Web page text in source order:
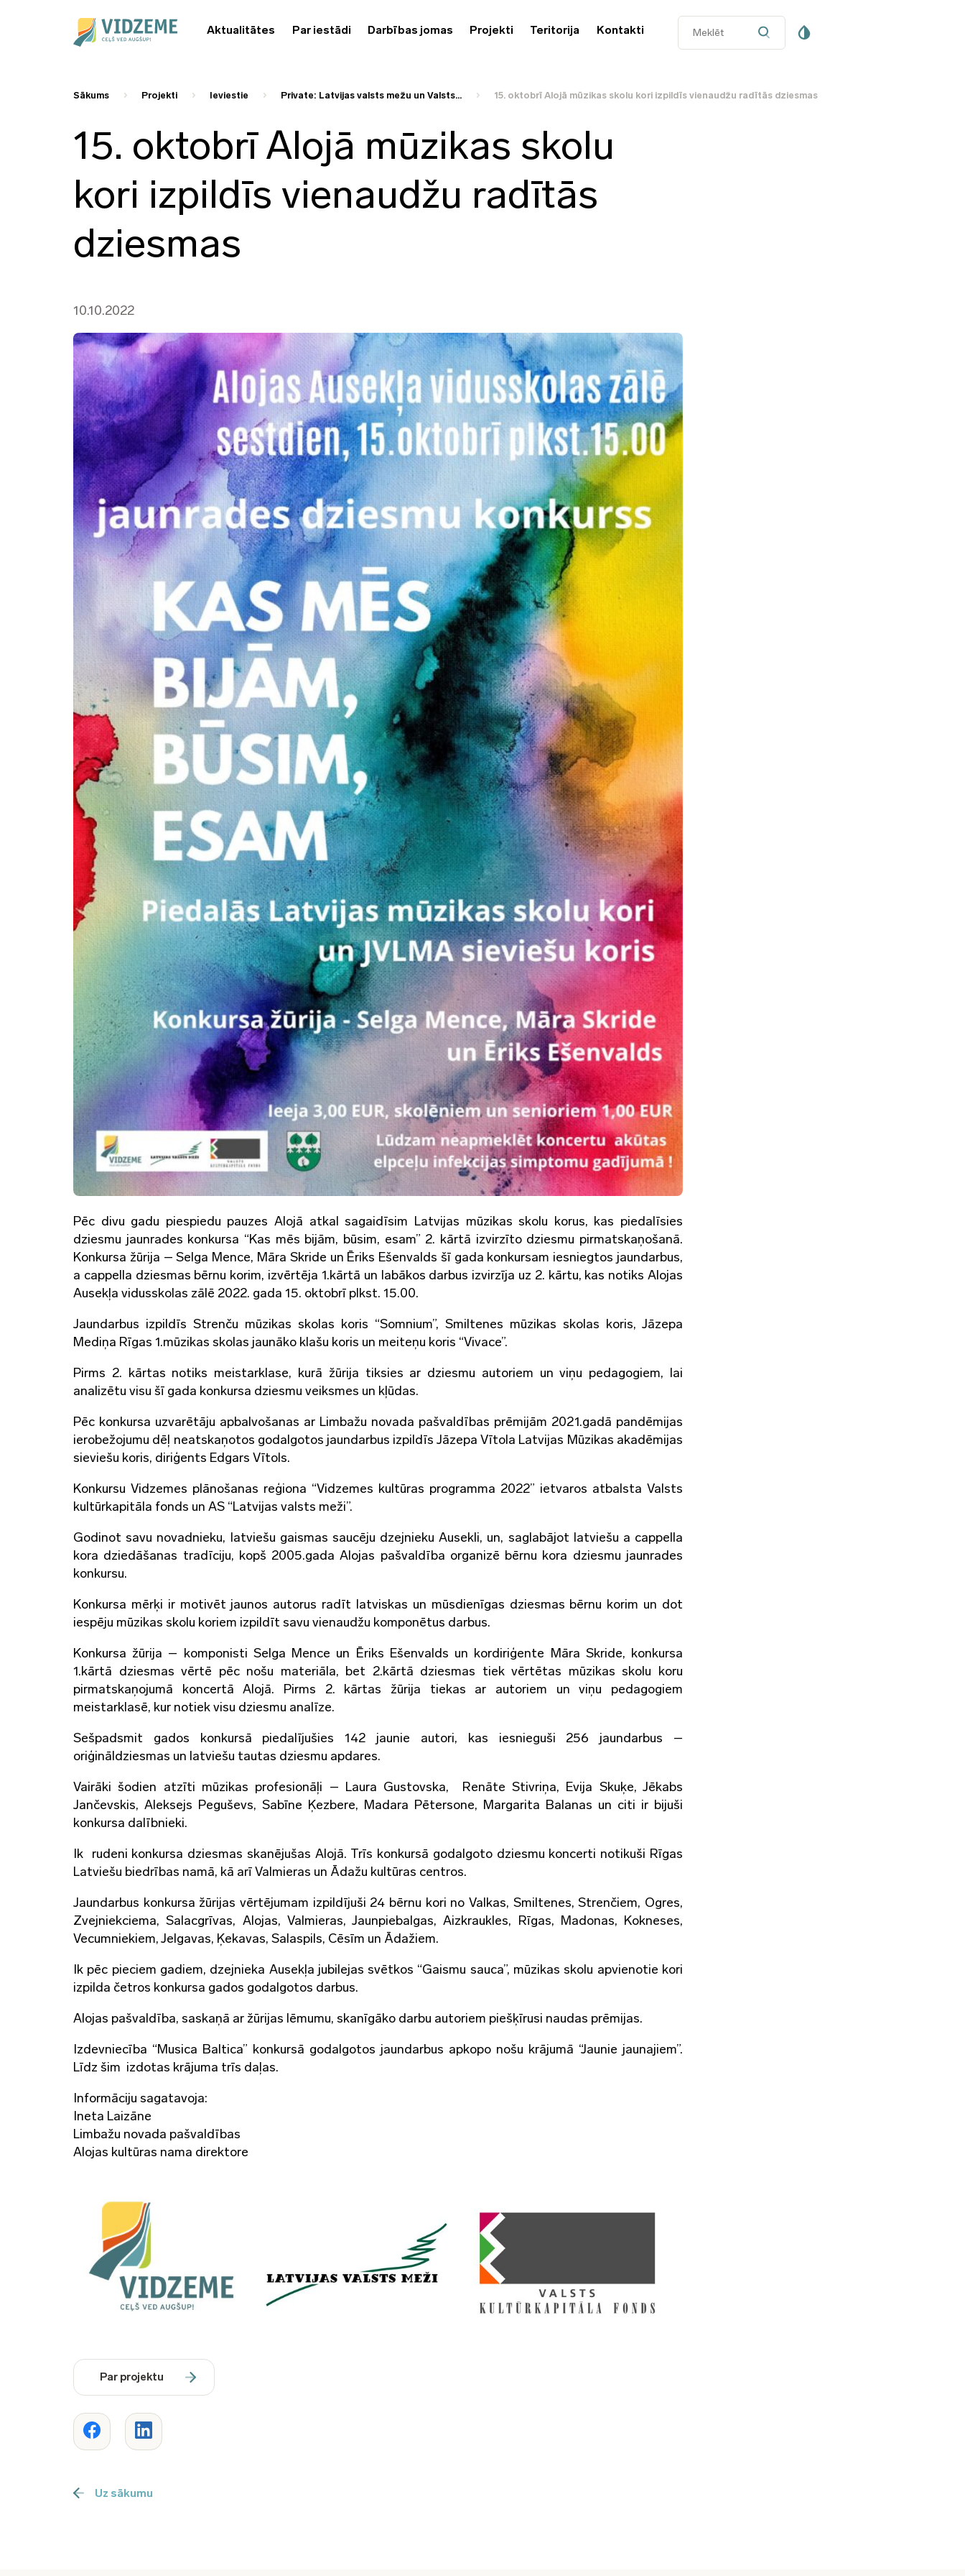
Aktualitātes Par iestādi Darbības jomas Projekti Teritorija Kontakti
Sākums Projekti Ieviestie Private: Latvijas valsts mežu un Valsts... 15. oktobrī Alojā mūzikas skolu kori izpildīs vienaudžu radītās dziesmas
15. oktobrī Alojā mūzikas skolu
kori izpildīs vienaudžu radītās
dziesmas
10.10.2022
Pēc divu gadu piespiedu pauzes Alojā atkal sagaidīsim Latvijas mūzikas skolu korus, kas piedalīsies
dziesmu jaunrades konkursa “Kas mēs bijām, būsim, esam” 2. kārtā izvirzīto dziesmu pirmatskaņošanā.
Konkursa žūrija – Selga Mence, Māra Skride un Ēriks Ešenvalds šī gada konkursam iesniegtos jaundarbus,
a cappella dziesmas bērnu korim, izvērtēja 1.kārtā un labākos darbus izvirzīja uz 2. kārtu, kas notiks Alojas
Ausekļa vidusskolas zālē 2022. gada 15. oktobrī plkst. 15.00.
Jaundarbus izpildīs Strenču mūzikas skolas koris “Somnium”, Smiltenes mūzikas skolas koris, Jāzepa
Mediņa Rīgas 1.mūzikas skolas jaunāko klašu koris un meiteņu koris “Vivace”.
Pirms 2. kārtas notiks meistarklase, kurā žūrija tiksies ar dziesmu autoriem un viņu pedagogiem, lai
analizētu visu šī gada konkursa dziesmu veiksmes un kļūdas.
Pēc konkursa uzvarētāju apbalvošanas ar Limbažu novada pašvaldības prēmijām 2021.gadā pandēmijas
ierobežojumu dēļ neatskaņotos godalgotos jaundarbus izpildīs Jāzepa Vītola Latvijas Mūzikas akadēmijas
sieviešu koris, diriģents Edgars Vītols.
Konkursu Vidzemes plānošanas reģiona “Vidzemes kultūras programma 2022” ietvaros atbalsta Valsts
kultūrkapitāla fonds un AS “Latvijas valsts meži”.
Godinot savu novadnieku, latviešu gaismas saucēju dzejnieku Ausekli, un, saglabājot latviešu a cappella
kora dziedāšanas tradīciju, kopš 2005.gada Alojas pašvaldība organizē bērnu kora dziesmu jaunrades
konkursu.
Konkursa mērķi ir motivēt jaunos autorus radīt latviskas un mūsdienīgas dziesmas bērnu korim un dot
iespēju mūzikas skolu koriem izpildīt savu vienaudžu komponētus darbus.
Konkursa žūrija – komponisti Selga Mence un Ēriks Ešenvalds un kordiriģente Māra Skride, konkursa
1.kārtā dziesmas vērtē pēc nošu materiāla, bet 2.kārtā dziesmas tiek vērtētas mūzikas skolu koru
pirmatskaņojumā koncertā Alojā. Pirms 2. kārtas žūrija tiekas ar autoriem un viņu pedagogiem
meistarklasē, kur notiek visu dziesmu analīze.
Sešpadsmit gados konkursā piedalījušies 142 jaunie autori, kas iesnieguši 256 jaundarbus –
oriģināldziesmas un latviešu tautas dziesmu apdares.
Vairāki šodien atzīti mūzikas profesionāļi – Laura Gustovska, Renāte Stivriņa, Evija Skuķe, Jēkabs
Jančevskis, Aleksejs Peguševs, Sabīne Ķezbere, Madara Pētersone, Margarita Balanas un citi ir bijuši
konkursa dalībnieki.
Ik rudeni konkursa dziesmas skanējušas Alojā. Trīs konkursā godalgoto dziesmu koncerti notikuši Rīgas
Latviešu biedrības namā, kā arī Valmieras un Ādažu kultūras centros.
Jaundarbus konkursa žūrijas vērtējumam izpildījuši 24 bērnu kori no Valkas, Smiltenes, Strenčiem, Ogres,
Zvejniekciema, Salacgrīvas, Alojas, Valmieras, Jaunpiebalgas, Aizkraukles, Rīgas, Madonas, Kokneses,
Vecumniekiem, Jelgavas, Ķekavas, Salaspils, Cēsīm un Ādažiem.
Ik pēc pieciem gadiem, dzejnieka Ausekļa jubilejas svētkos “Gaismu sauca”, mūzikas skolu apvienotie kori
izpilda četros konkursa gados godalgotos darbus.
Alojas pašvaldība, saskaņā ar žūrijas lēmumu, skanīgāko darbu autoriem piešķīrusi naudas prēmijas.
Izdevniecība “Musica Baltica” konkursā godalgotos jaundarbus apkopo nošu krājumā “Jaunie jaunajiem”.
Līdz šim izdotas krājuma trīs daļas.
Informāciju sagatavoja:
Ineta Laizāne
Limbažu novada pašvaldības
Alojas kultūras nama direktore
Par projektu
Uz sākumu